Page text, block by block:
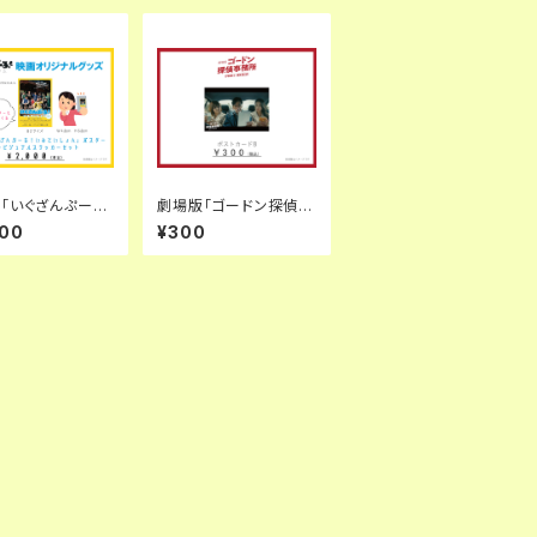
いぐざんぷー
ていしょん」ポス
テッカーセット
劇場版「ゴードン探偵事
務所エピソード2 NOW
ON AIR」ポストカードB
¥300